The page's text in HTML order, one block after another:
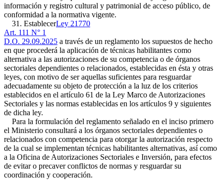
información y registro cultural y patrimonial de acceso público, de
conformidad a la normativa vigente.
31. EstablecerLey 21770
Art. 111 N° 1
D.O. 29.09.2025 a través de un reglamento los supuestos de hecho
en que procederá la aplicación de técnicas habilitantes como
alternativa a las autorizaciones de su competencia o de órganos
sectoriales dependientes o relacionados, establecidas en ésta y otras
leyes, con motivo de ser aquellas suficientes para resguardar
adecuadamente su objeto de protección a la luz de los criterios
establecidos en el artículo 61 de la Ley Marco de Autorizaciones
Sectoriales y las normas establecidas en los artículos 9 y siguientes
de dicha ley.
Para la formulación del reglamento señalado en el inciso primero
el Ministerio consultará a los órganos sectoriales dependientes o
relacionados con competencia para otorgar la autorización respecto
de la cual se implementan técnicas habilitantes alternativas, así como
a la Oficina de Autorizaciones Sectoriales e Inversión, para efectos
de evitar o precaver conflictos de normas y resguardar su
coordinación y cooperación.